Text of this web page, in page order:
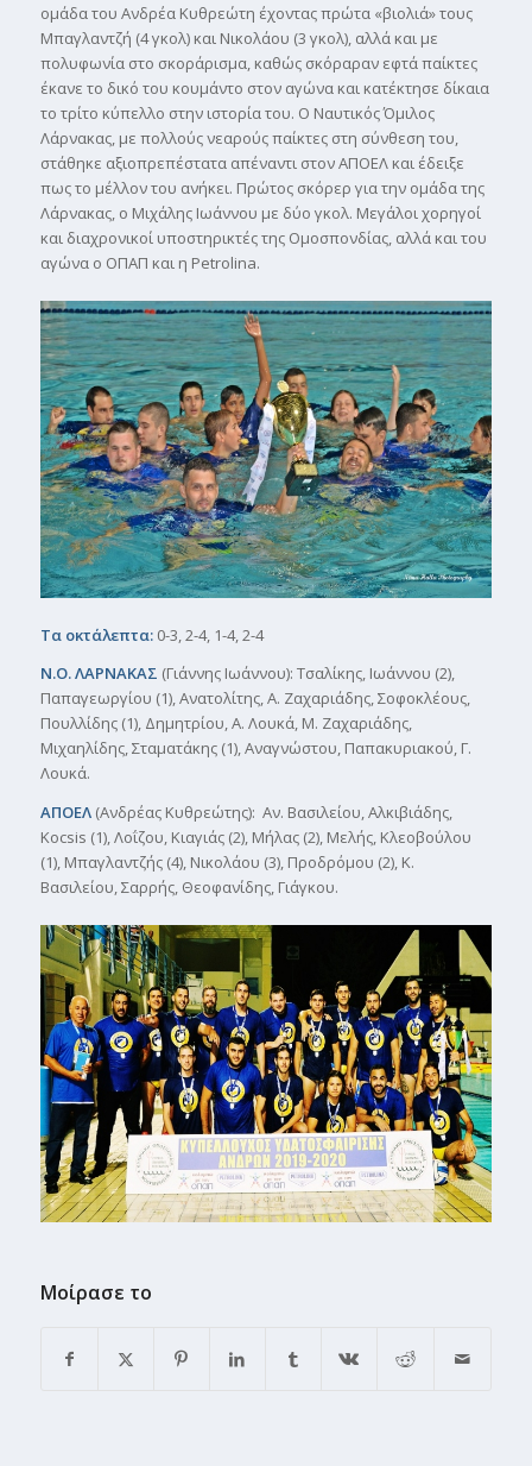
ομάδα του Ανδρέα Κυθρεώτη έχοντας πρώτα «βιολιά» τους
Μπαγλαντζή (4 γκολ) και Νικολάου (3 γκολ), αλλά και με
πολυφωνία στο σκοράρισμα, καθώς σκόραραν εφτά παίκτες
έκανε το δικό του κουμάντο στον αγώνα και κατέκτησε δίκαια
το τρίτο κύπελλο στην ιστορία του. Ο Ναυτικός Όμιλος
Λάρνακας, με πολλούς νεαρούς παίκτες στη σύνθεση του,
στάθηκε αξιοπρεπέστατα απέναντι στον ΑΠΟΕΛ και έδειξε
πως το μέλλον του ανήκει. Πρώτος σκόρερ για την ομάδα της
Λάρνακας, ο Μιχάλης Ιωάννου με δύο γκολ. Μεγάλοι χορηγοί
και διαχρονικοί υποστηρικτές της Ομοσπονδίας, αλλά και του
αγώνα ο ΟΠΑΠ και η Petrolina.
Τα οκτάλεπτα: 0-3, 2-4, 1-4, 2-4
Ν.Ο. ΛΑΡΝΑΚΑΣ (Γιάννης Ιωάννου): Τσαλίκης, Ιωάννου (2),
Παπαγεωργίου (1), Ανατολίτης, Α. Ζαχαριάδης, Σοφοκλέους,
Πουλλίδης (1), Δημητρίου, Α. Λουκά, Μ. Ζαχαριάδης,
Μιχαηλίδης, Σταματάκης (1), Αναγνώστου, Παπακυριακού, Γ.
Λουκά.
ΑΠΟΕΛ(Ανδρέας Κυθρεώτης): Αν. Βασιλείου, Αλκιβιάδης,
Kocsis (1), Λοΐζου, Κιαγιάς (2), Μήλας (2), Μελής, Κλεοβούλου
(1), Μπαγλαντζής (4), Νικολάου (3), Προδρόμου (2), Κ.
Βασιλείου, Σαρρής, Θεοφανίδης, Γιάγκου.
Μοίρασε το